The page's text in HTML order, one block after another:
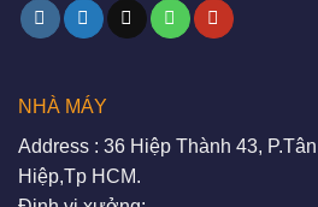
NHÀ MÁY
Address : 36 Hiệp Thành 43,
Hiệp,Tp HCM.